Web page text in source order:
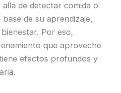
de detectar comida o
de su aprendizaje,
Por eso,
que aproveche
efectos profundos y